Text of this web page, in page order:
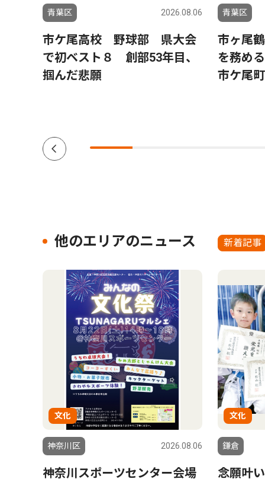
青葉区 2026.08.06
市ケ尾高校 野球部 県大会
で初ベスト８ 創部53年目、
掴んだ悲願
青葉区
市ヶ尾
を務め
市ケ尾
他のエリアのニュース 新着記事
文化
神奈川区 2026.08.06
神奈川スポーツセンター会場
文化
鎌倉
念願叶